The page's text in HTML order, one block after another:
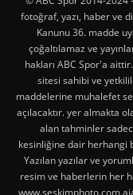
fotoğraf, yazı, haber ve
Kanunu 36. madde
çoğaltılamaz ve
hakları ABC Spor'a
sitesi sahibi ve
maddelerine muhalefet
açılacaktır. yer almakta
alan tahminler
kesinliğine dair herhangi
Yazılan yazılar ve
resim ve haberlerin her
www.seskimphoto.com